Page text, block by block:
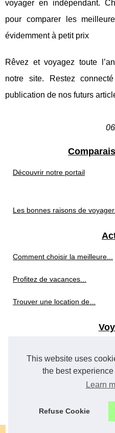
This website uses
the best
Learn
Refuse Cookie
voyager en indépendant.
pour comparer les
évidemment à petit prix
Rêvez et voyagez toute
notre site. Restez
publication de nos futurs
Découvrir notre portail
Les bonnes raisons de
Comment choisir la meilleure...
Profitez de vacances...
Trouver une location de...
Découvrez le gr34 : un...